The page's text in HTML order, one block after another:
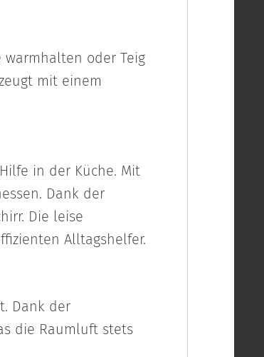
warmhalten oder Teig
mit einem
in der Küche. Mit
Dank der
Die leise
Alltagshelfer.
Dank der
die Raumluft stets